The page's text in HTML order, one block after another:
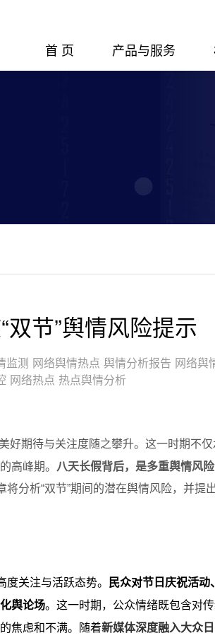
首 页 产品与服务
节”舆情风险提示
监测 网络舆情热点 舆情分析报告 网络舆
网络热点 热点舆情分析
好期待与关注度随之攀升。这一时期不
高峰期。 八天长假背后，是多重舆情风
分析“双节”期间的潜在舆情风险，并提
度关注与活跃态势。
民众对节日庆祝活动
舆论场。这一时期，公众情绪既包含对
焦虑和不满。随着新媒体深度融入大众